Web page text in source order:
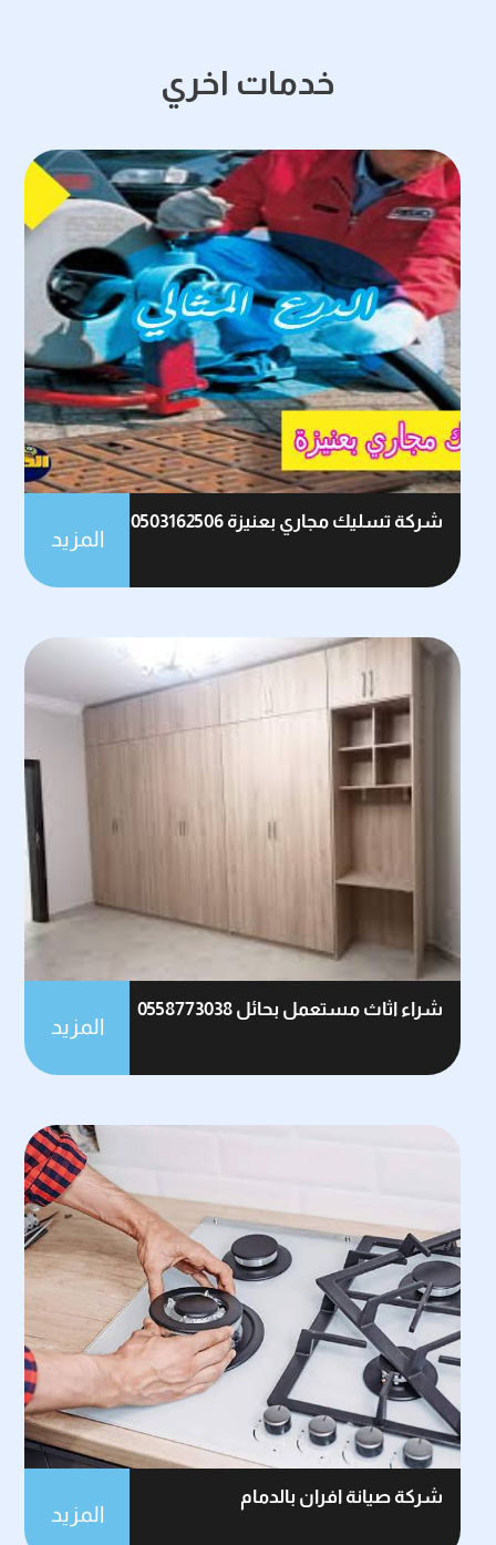
خدمات اخري
شركة تسليك مجاري بعنيزة 0503162506
المزيد
شراء اثاث مستعمل بحائل 0558773038
المزيد
شركة صيانة افران بالدمام
المزيد